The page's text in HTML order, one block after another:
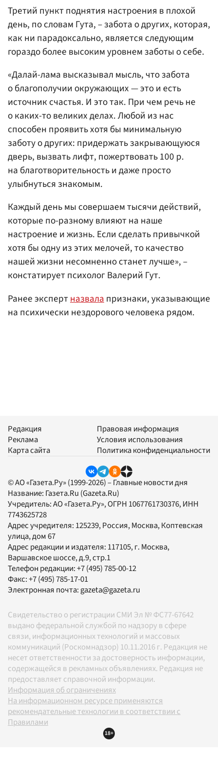
Третий пункт поднятия настроения в плохой
день, по словам Гута, – забота о других, которая,
как ни парадоксально, является следующим
гораздо более высоким уровнем заботы о себе.
«Далай-лама высказывал мысль, что забота
о благополучии окружающих — это и есть
источник счастья. И это так. При чем речь не
о каких-то великих делах. Любой из нас
способен проявить хотя бы минимальную
заботу о других: придержать закрывающуюся
дверь, вызвать лифт, пожертвовать 100 р.
на благотворительность и даже просто
улыбнуться знакомым.
Каждый день мы совершаем тысячи действий,
которые по-разному влияют на наше
настроение и жизнь. Если сделать привычкой
хотя бы одну из этих мелочей, то качество
нашей жизни несомненно станет лучше», –
констатирует психолог Валерий Гут.
Ранее экспертназвалапризнаки, указывающие
на психически нездорового человека рядом.
Редакция
Реклама
Карта сайта
Правовая информация
Условия использования
Политика конфиденциальности
© АО «Газета.Ру» (1999-2026) – Главные новости дня
Название: Газета.Ru (Gazeta.Ru)
Учредитель:АО «Газета.Ру», ОГРН 1067761730376, ИНН
7743625728
Адрес учредителя: 125239, Россия, Москва, Коптевская
улица, дом 67
Адрес редакции и издателя: 117105, г. Москва,
Варшавское шоссе, д.9, стр.1
Телефон редакции:+7 (495) 785-00-12
Факс:+7 (495) 785-17-01
Электронная почта:gazeta@gazeta.ru
Свидетельство о регистрации СМИ Эл № ФС77-67642
выдано федеральной службой по надзору в сфере
связи, информационных технологий и массовых
коммуникаций (Роскомнадзор) 10.11.2016 г. Редакция не
несет ответственности за достоверность информации,
содержащейся в рекламных объявлениях. Редакция не
предоставляет справочной информации.
Информация об ограничениях
На информационном ресурсе применяются
рекомендательные технологии в соответствии с
Правилами
18+